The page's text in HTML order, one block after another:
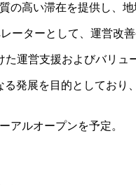
高い滞在を提供し、
ターとして、運営改
運営支援およびバリュ
発展を目的としてお
アルオープンを予定。